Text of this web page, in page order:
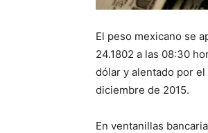
El peso mexicano se
24.1802 a las 08:30
dólar y alentado por
diciembre de 2015.
En ventanillas